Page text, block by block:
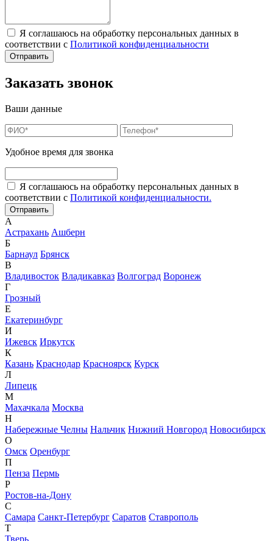
Я соглашаюсь на обработку персональных данных в
соответствии с Политикой конфиденциальности
Заказать звонок
Ваши данные
Удобное время для звонка
Я соглашаюсь на обработку персональных данных в
соответствии с Политикой конфиденциальности.
А
Астрахань Ашберн
Б
Барнаул Брянск
В
Владивосток Владикавказ Волгоград Воронеж
Г
Грозный
Е
Екатеринбург
И
Ижевск Иркутск
К
Казань Краснодар Красноярск Курск
Л
Липецк
М
Махачкала Москва
Н
Набережные Челны Нальчик Нижний Новгород Новосибирск
О
Омск Оренбург
П
Пенза Пермь
Р
Ростов-на-Дону
С
Самара Санкт-Петербург Саратов Ставрополь
Т